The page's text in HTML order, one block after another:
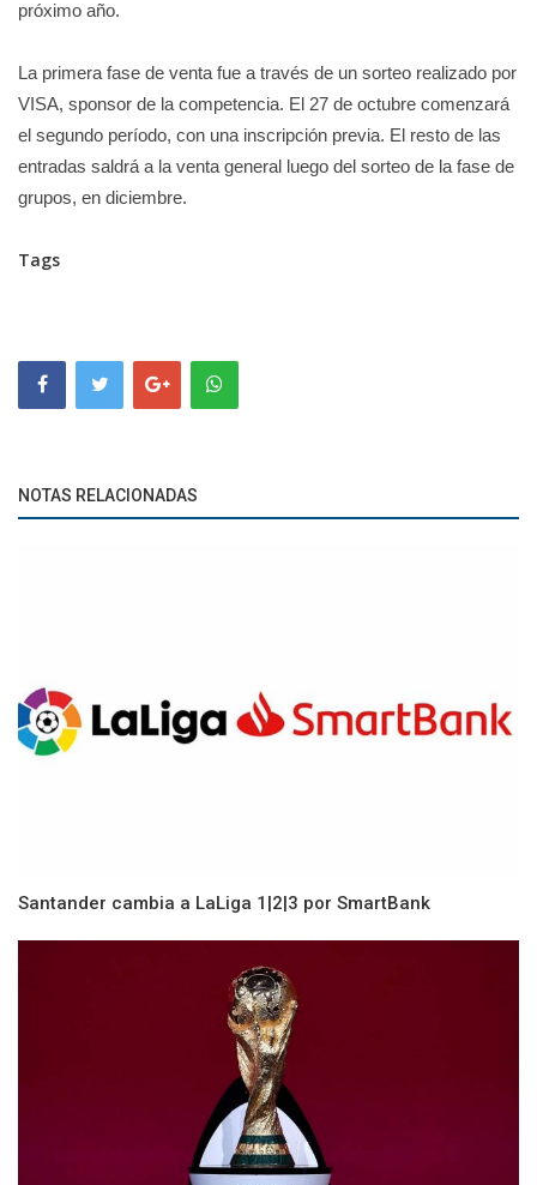
próximo año.
La primera fase de venta fue a través de un sorteo realizado por
VISA, sponsor de la competencia. El 27 de octubre comenzará
el segundo período, con una inscripción previa. El resto de las
entradas saldrá a la venta general luego del sorteo de la fase de
grupos, en diciembre.
Tags
NOTAS RELACIONADAS
Santander cambia a LaLiga 1|2|3 por SmartBank